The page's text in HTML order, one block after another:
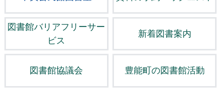
図書館バリアフリーサー
ビス
新着図書案内
図書館協議会 豊能町の図書館活動